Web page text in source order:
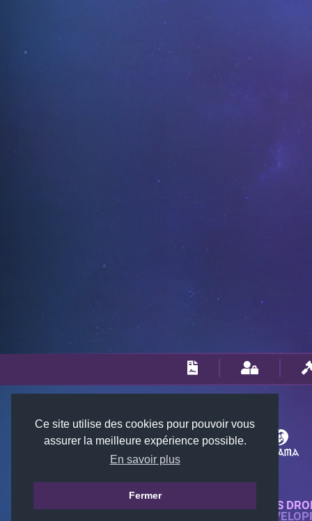
Ce site utilise des cookies pour pouvoir vous
assurer la meilleure expérience possible.
En savoir plus
Fermer
© 2018-2026 KTARENA. TOUS
SITE WEB ENTIÈREMENT